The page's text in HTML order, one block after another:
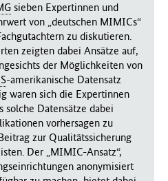
sieben Expertinnen und
von „deutschen MIMICs“
zu diskutieren.
zeigten dabei Ansätze auf,
der Möglichkeiten von
-amerikanische Datensatz
waren sich die Expertinnen
solche Datensätze dabei
vorhersagen zu
zur Qualitätssicherung
Der „MIMIC-Ansatz“,
anonymisiert